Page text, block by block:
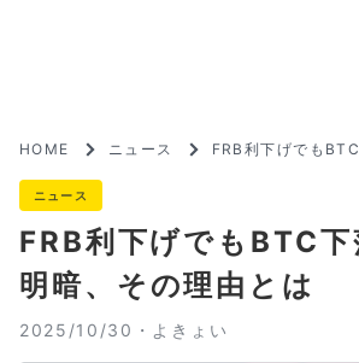
HOME ニュース
FRB利下げでも
ニュース
FRB利下げでもBTC下
明暗、その理由とは
2025/10/30・ よきょい